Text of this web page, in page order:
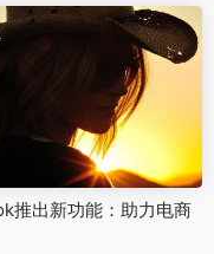
推出新功能：助力电商